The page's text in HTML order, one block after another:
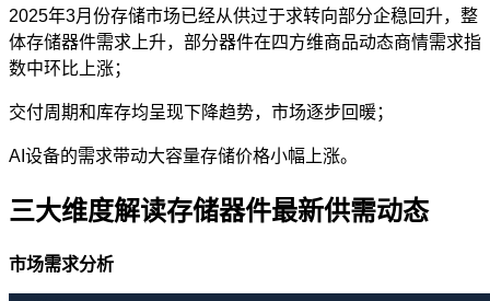
2025年3月份存储市场已经从供过于求转向部分企稳回升，整
体存储器件需求上升，部分器件在四方维商品动态商情需求指
数中环比上涨；
交付周期和库存均呈现下降趋势，市场逐步回暖；
AI设备的需求带动大容量存储价格小幅上涨。
三大维度解读存储器件最新供需动态
市场需求分析